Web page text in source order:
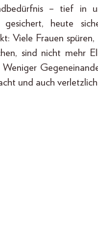
– tief in
heute
Viele Frauen spüren,
sind nicht mehr
und auch verletzlich